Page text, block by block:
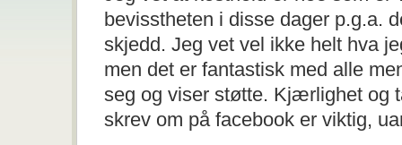
bevisstheten i disse dager p.g.a.
skjedd. Jeg vet vel ikke helt hva
men det er fantastisk med alle
seg og viser støtte. Kjærlighet og
skrev om på facebook er viktig,